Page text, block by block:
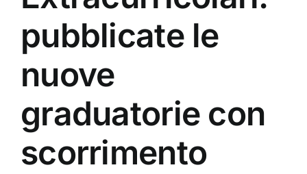
pubblicate le
nuove
graduatorie con
scorrimento